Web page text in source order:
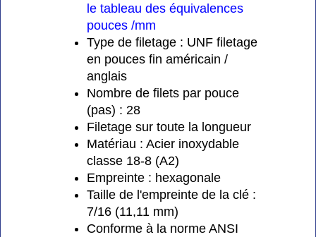
le tableau des équivalences
pouces /mm
Type de filetage : UNF filetage
en pouces fin américain /
anglais
Nombre de filets par pouce
(pas) : 28
Filetage sur toute la longueur
Matériau : Acier inoxydable
classe 18-8 (A2)
Empreinte : hexagonale
Taille de l'empreinte de la clé :
7/16 (11,11 mm)
Conforme à la norme ANSI